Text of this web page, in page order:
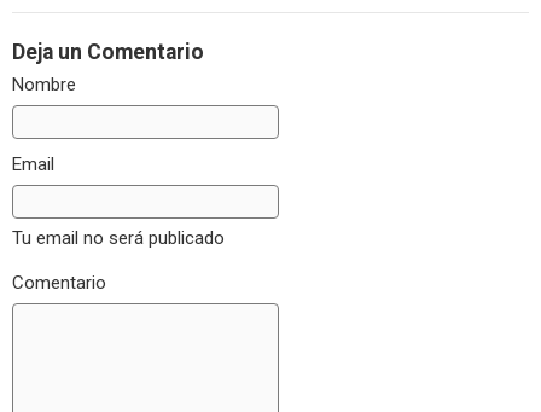
Deja un Comentario
Nombre
Email
Tu email no será publicado
Comentario